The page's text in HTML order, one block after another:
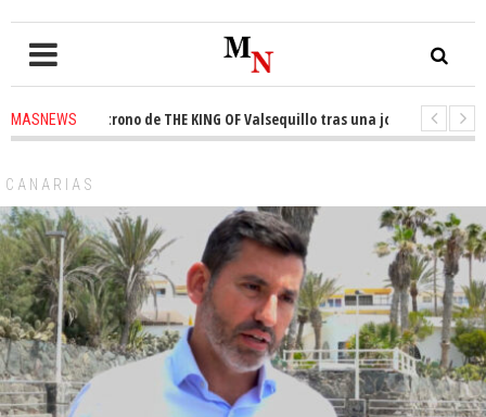
MASNEWS
el trono de THE KING OF Valsequillo tras una jornada de baloncesto
CANARIAS